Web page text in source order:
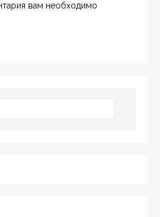
вам необходимо